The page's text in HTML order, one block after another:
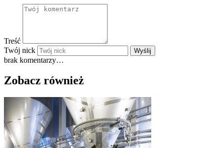
Treść
Twój nick
Wyślij
brak komentarzy…
Zobacz również